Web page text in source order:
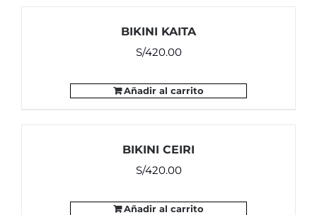
BIKINI KAITA
S/420.00
Añadir al carrito
BIKINI CEIRI
S/420.00
Añadir al carrito